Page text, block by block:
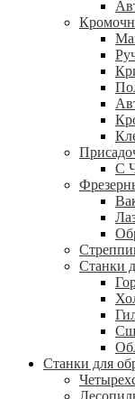
С
Станки
Станки для